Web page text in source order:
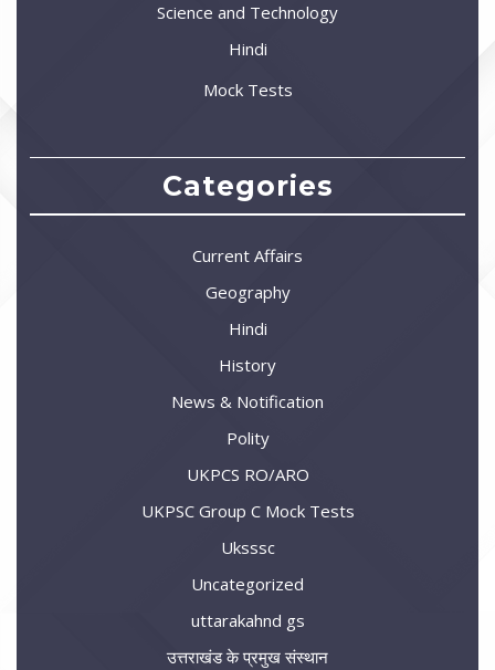
Science and Technology
Hindi
Mock Tests
Categories
Current Affairs
Geography
Hindi
History
News & Notification
Polity
UKPCS RO/ARO
UKPSC Group C Mock Tests
Uksssc
Uncategorized
uttarakahnd gs
उत्तराखंड के प्रमुख संस्थान